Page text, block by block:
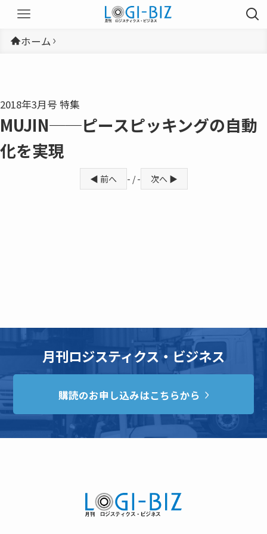
ホーム
2018年3月号 特集
MUJIN──ピースピッキングの自動
化を実現
◀ 前へ - / - 次へ ▶
月刊ロジスティクス・ビジネス
購読のお申し込みはこちらから